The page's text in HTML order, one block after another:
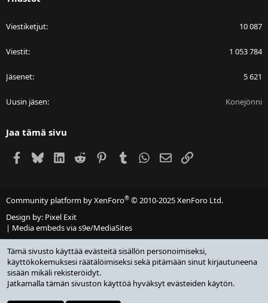
Viestiketjut 10 087
Viestit 1 053 784
Jäsenet 5 621
Uusin jäsen Konejönni
Jaa tämä sivu
Facebook
BlueskyLinkedIn
Reddit PinterestTumblr WhatsApp
Sähköposti
Linkki
Community platform by XenForo® © 2010-2025 XenForo Ltd.
Design by: Pixel Exit
| Media embeds via s9e/MediaSites
Tämä sivusto käyttää evästeitä sisällön personoimiseksi,
käyttökokemuksesi räätälöimiseksi sekä pitämään sinut kirjautuneena
sisään mikäli rekisteröidyt.
Jatkamalla tämän sivuston käyttöä hyväksyt evästeiden käytön.